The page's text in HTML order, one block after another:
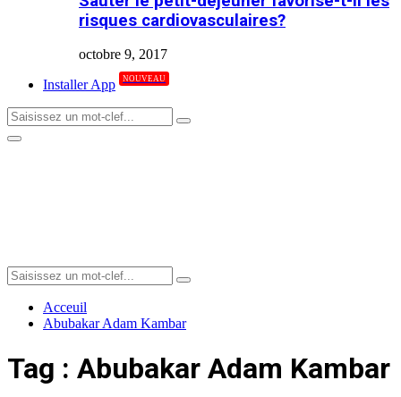
risques cardiovasculaires?
octobre 9, 2017
Installer App
NOUVEAU
Search
for:
Search
Primary
Search
for:
Search
Acceuil
Abubakar Adam Kambar
Tag : Abubakar Adam Kambar